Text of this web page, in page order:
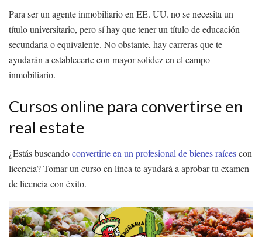
Para ser un agente inmobiliario en EE. UU. no se necesita un
título universitario, pero sí hay que tener un título de educación
secundaria o equivalente. No obstante, hay carreras que te
ayudarán a establecerte con mayor solidez en el campo
inmobiliario.
Cursos online para convertirse en
real estate
¿Estás buscandoconvertirte en un profesional de bienes raícescon
licencia? Tomar un curso en línea te ayudará a aprobar tu examen
de licencia con éxito.